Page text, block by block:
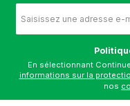
e-
*
informations sur la
nos